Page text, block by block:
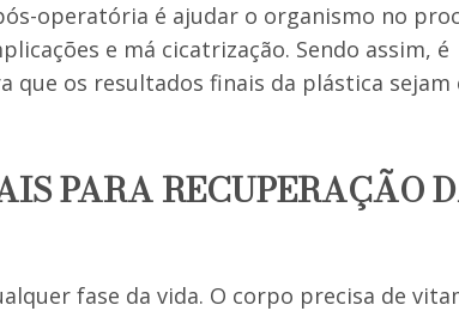
operatória é ajudar o organismo no
e má cicatrização. Sendo assim, é
os resultados finais da plástica sejam
PARA RECUPERAÇÃO
fase da vida. O corpo precisa de